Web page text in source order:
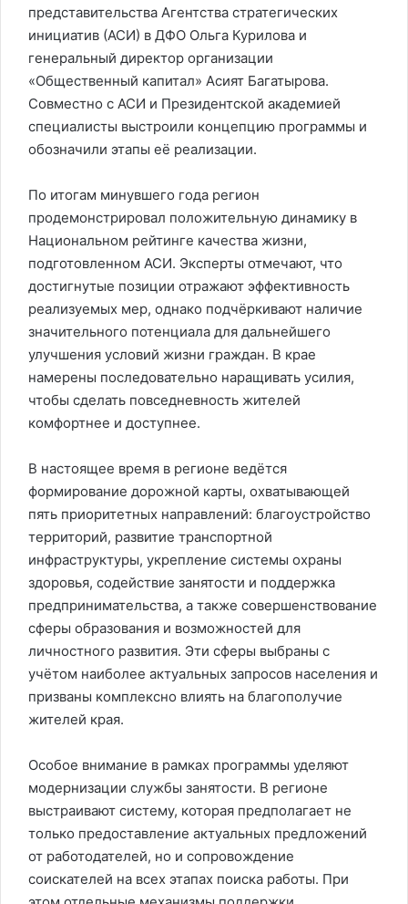
представительства Агентства стратегических
инициатив (АСИ) в ДФО Ольга Курилова и
генеральный директор организации
«Общественный капитал» Асият Багатырова.
Совместно с АСИ и Президентской академией
специалисты выстроили концепцию программы и
обозначили этапы её реализации.
По итогам минувшего года регион
продемонстрировал положительную динамику в
Национальном рейтинге качества жизни,
подготовленном АСИ. Эксперты отмечают, что
достигнутые позиции отражают эффективность
реализуемых мер, однако подчёркивают наличие
значительного потенциала для дальнейшего
улучшения условий жизни граждан. В крае
намерены последовательно наращивать усилия,
чтобы сделать повседневность жителей
комфортнее и доступнее.
В настоящее время в регионе ведётся
формирование дорожной карты, охватывающей
пять приоритетных направлений: благоустройство
территорий, развитие транспортной
инфраструктуры, укрепление системы охраны
здоровья, содействие занятости и поддержка
предпринимательства, а также совершенствование
сферы образования и возможностей для
личностного развития. Эти сферы выбраны с
учётом наиболее актуальных запросов населения и
призваны комплексно влиять на благополучие
жителей края.
Особое внимание в рамках программы уделяют
модернизации службы занятости. В регионе
выстраивают систему, которая предполагает не
только предоставление актуальных предложений
от работодателей, но и сопровождение
соискателей на всех этапах поиска работы. При